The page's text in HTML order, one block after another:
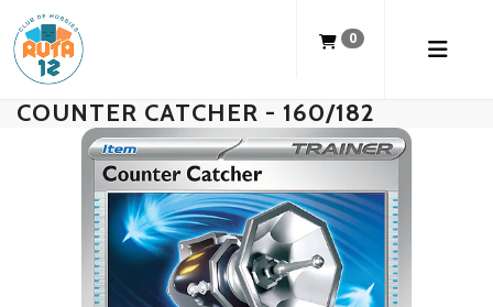
0
COUNTER CATCHER - 160/182